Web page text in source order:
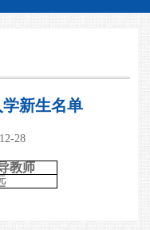
学新生名单
28
教师